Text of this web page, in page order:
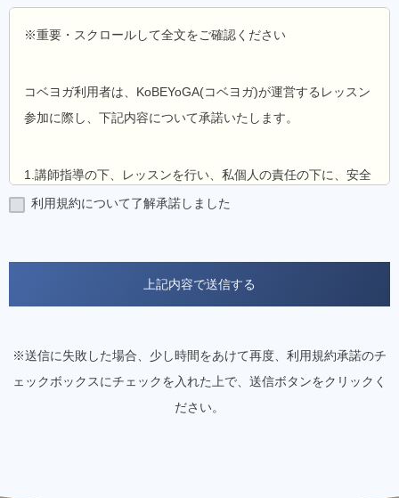
※重要・スクロールして全文をご確認ください
コベヨガ利用者は、KoBEYoGA(コベヨガ)が運営するレッスン
参加に際し、下記内容について承諾いたします。
1.講師指導の下、レッスンを行い、私個人の責任の下に、安全
に注意を払い、自らの身体的限界を超えない範囲でレッスンに
2.（既にアレルギー体質の方、負傷中の方、疾病中の方、妊娠
中の方、先天的あるいは後天的な理由で、身体機能の一部に障
に承諾します。
3.上記2.に該当される方で、緊急の際に知っておいてほしい応
利用規約について了解承諾しました
※送信に失敗した場合、少し時間をあけて再度、利用規約承諾のチ
ェックボックスにチェックを入れた上で、送信ボタンをクリックく
ださい。